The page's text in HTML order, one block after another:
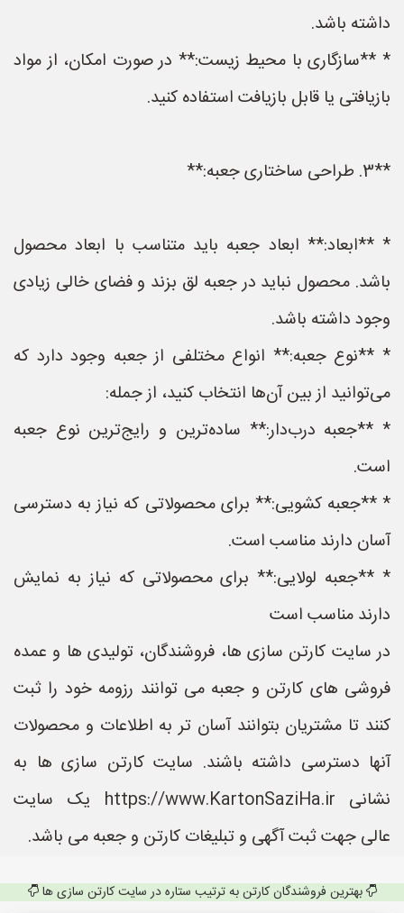
داشته باشد.
* **سازگاری با محیط زیست:** در صورت امکان، از مواد
بازیافتی یا قابل بازیافت استفاده کنید.
**3. طراحی ساختاری جعبه:**
* **ابعاد:** ابعاد جعبه باید متناسب با ابعاد محصول
باشد. محصول نباید در جعبه لق بزند و فضای خالی زیادی
وجود داشته باشد.
* **نوع جعبه:** انواع مختلفی از جعبه وجود دارد که
می‌توانید از بین آن‌ها انتخاب کنید، از جمله:
* **جعبه درب‌دار:** ساده‌ترین و رایج‌ترین نوع جعبه
است.
* **جعبه کشویی:** برای محصولاتی که نیاز به دسترسی
آسان دارند مناسب است.
* **جعبه لولایی:** برای محصولاتی که نیاز به نمایش
دارند مناسب است
در سایت کارتن سازی ها، فروشندگان، تولیدی ها و عمده
فروشی های کارتن و جعبه می توانند رزومه خود را ثبت
کنند تا مشتریان بتوانند آسان تر به اطلاعات و محصولات
آنها دسترسی داشته باشند. سایت کارتن سازی ها به
نشانی https://www.KartonSaziHa.ir یک سایت
عالی جهت ثبت آگهی و تبلیغات کارتن و جعبه می باشد.
بهترین فروشندگان کارتن به ترتیب ستاره در سایت کارتن سازی ها